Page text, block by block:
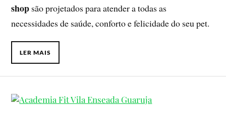
shop são projetados para atender a todas as
necessidades de saúde, conforto e felicidade do seu pet.
LER MAIS